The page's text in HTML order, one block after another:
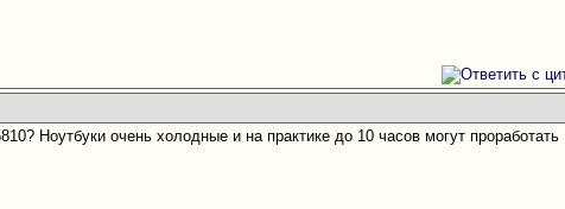
Ноутбуки очень холодные и на практике до 10 часов могут проработать